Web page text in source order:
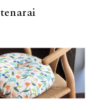
tenarai